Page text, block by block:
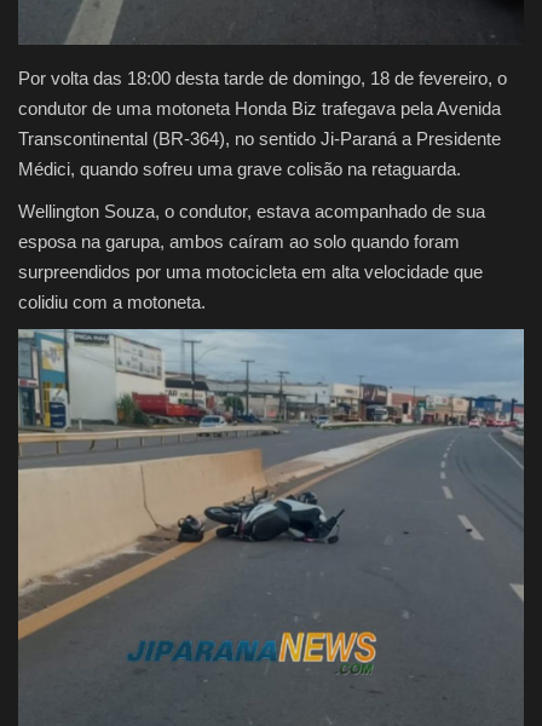
Por volta das 18:00 desta tarde de domingo, 18 de fevereiro, o
condutor de uma motoneta Honda Biz trafegava pela Avenida
Transcontinental (BR-364), no sentido Ji-Paraná a Presidente
Médici, quando sofreu uma grave colisão na retaguarda.
Wellington Souza, o condutor, estava acompanhado de sua
esposa na garupa, ambos caíram ao solo quando foram
surpreendidos por uma motocicleta em alta velocidade que
colidiu com a motoneta.